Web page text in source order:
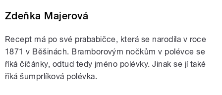
Zdeňka Majerová
Recept má po své prababičce, která se narodila v roce
1871 v Běšinách. Bramborovým nočkům v polévce se
říká číčánky, odtud tedy jméno polévky. Jinak se jí také
říká šumprlíková polévka.